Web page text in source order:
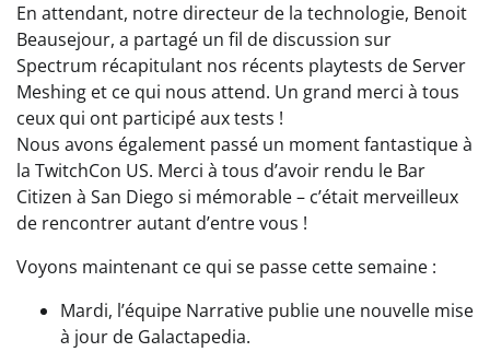
En attendant, notre directeur de la technologie, Benoit
Beausejour, a partagé un fil de discussion sur
Spectrum récapitulant nos récents playtests de Server
Meshing et ce qui nous attend. Un grand merci à tous
ceux qui ont participé aux tests !
Nous avons également passé un moment fantastique à
la TwitchCon US. Merci à tous d’avoir rendu le Bar
Citizen à San Diego si mémorable – c’était merveilleux
de rencontrer autant d’entre vous !
Voyons maintenant ce qui se passe cette semaine :
Mardi, l’équipe Narrative publie une nouvelle mise
à jour de Galactapedia.